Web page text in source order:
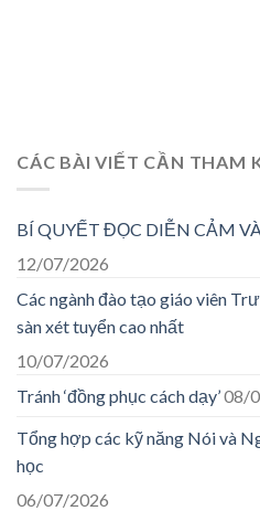
CÁC BÀI VIẾT CẦN THAM
BÍ QUYẾT ĐỌC DIỄN CẢM
12/07/2026
Các ngành đào tạo giáo viên
sàn xét tuyển cao nhất
10/07/2026
Tránh ‘đồng phục cách dạy’08/
Tổng hợp các kỹ năng Nói và
học
06/07/2026